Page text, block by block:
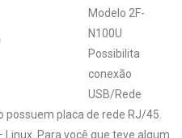
Modelo 2F-
N100U
Possibilita
conexão
USB/Rede
possuem placa de rede RJ/45.
Para você que teve algum